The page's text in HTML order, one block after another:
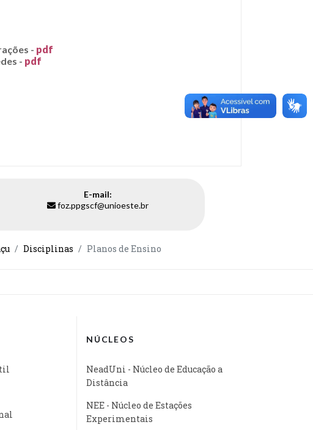
- pdf
- pdf
E-mail:
foz.ppgscf@unioeste.br
Disciplinas Planos de Ensino
NÚCLEOS
NeadUni - Núcleo de Educação a
Distância
NEE - Núcleo de Estações
Experimentais